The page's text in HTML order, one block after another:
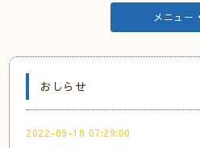
メニュー
おしらせ
2022-09-18 07:29:00